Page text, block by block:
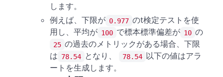
します。
例えば、下限が 0.977 のt検定テストを使
用し、平均が 100 で標本標準偏差が 10 の
25 の過去のメトリックがある場合、下限
は 78.54 となり、 78.54 以下の値はアラ
ートを生成します。